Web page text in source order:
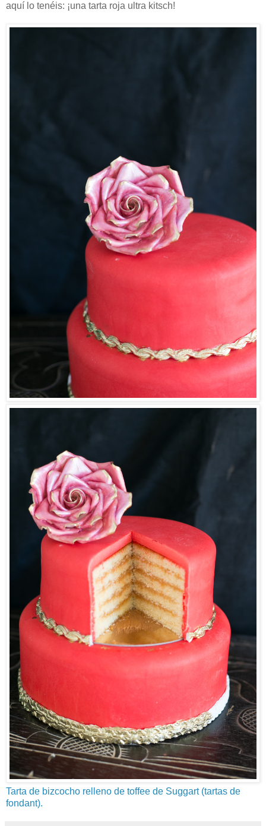
aquí lo tenéis: ¡una tarta roja ultra kitsch!
Tarta de bizcocho relleno de toffee de Suggart (tartas de
fondant).